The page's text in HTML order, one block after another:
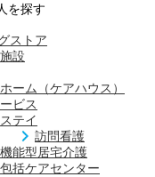
を探す
ストア
設
ーム（ケアハウス）
ビス
テイ
訪問看護
能型居宅介護
括ケアセンター